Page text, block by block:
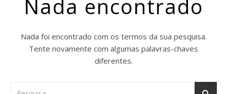
Nada encontrado
Nada foi encontrado com os termos da sua pesquisa.
Tente novamente com algumas palavras-chaves
diferentes.